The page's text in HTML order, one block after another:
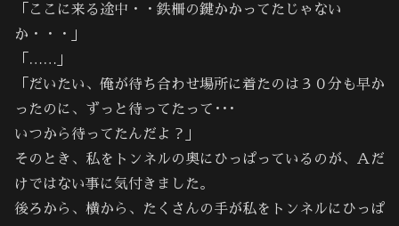
「ここに来る途中・・鉄柵の鍵かかってたじゃない
か・・・」
「……」
「だいたい、俺が待ち合わせ場所に着たのは３０分も早か
ったのに、ずっと待ってたって･･･
いつから待ってたんだよ？」
そのとき、私をトンネルの奥にひっぱっているのが、Ａだ
けではない事に気付きました。
後ろから、横から、たくさんの手が私をトンネルにひっぱ